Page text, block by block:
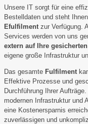
Unsere IT sorgt für eine
Bestelldaten und steht
Efulfilment zur Verfügung.
Services werden von uns
extern auf Ihre
eigene große Infrastruktur
Das gesamte Fulfilment
Effektive Prozesse und
Durchführung Ihrer
modernen Infrastruktur und
eine Kostenersparnis
zuverlässigen und